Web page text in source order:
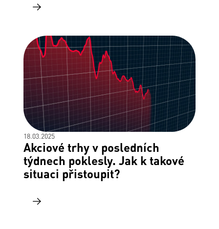
18.03.2025
Akciové trhy v posledních
týdnech poklesly. Jak k takové
situaci přistoupit?